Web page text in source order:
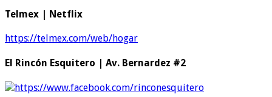
Telmex | Netflix
https://telmex.com/web/hogar
El Rincón Esquitero | Av. Bernardez #2
https://www.facebook.com/rinconesquitero